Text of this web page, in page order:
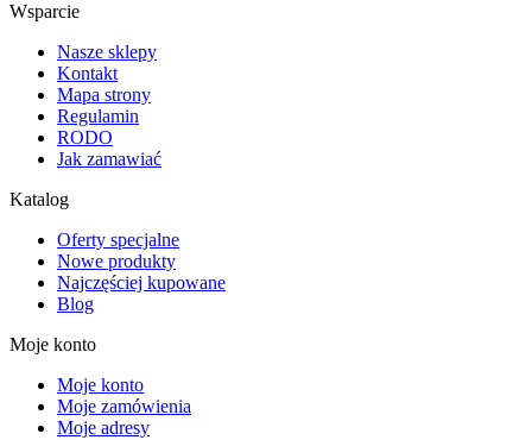
Wsparcie
Nasze sklepy
Kontakt
Mapa strony
Regulamin
RODO
Jak zamawiać
Katalog
Oferty specjalne
Nowe produkty
Najczęściej kupowane
Blog
Moje konto
Moje konto
Moje zamówienia
Moje adresy